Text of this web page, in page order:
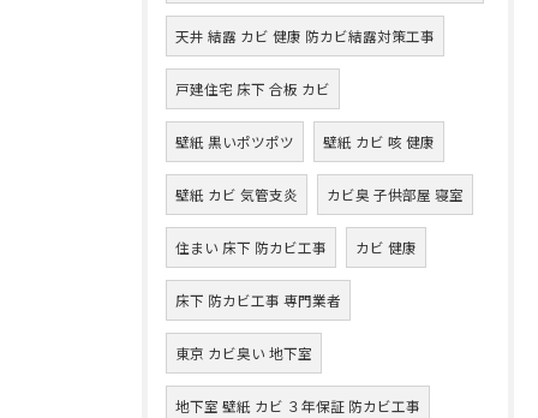
天井 結露 カビ 健康 防カビ結露対策工事
戸建住宅 床下 合板 カビ
壁紙 黒いポツポツ 壁紙 カビ 咳 健康
壁紙 カビ 気管支炎 カビ臭 子供部屋 寝室
住まい 床下 防カビ工事 カビ 健康
床下 防カビ工事 専門業者
東京 カビ臭い 地下室
地下室 壁紙 カビ ３年保証 防カビ工事